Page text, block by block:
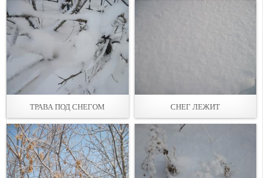
ТРАВА ПОД СНЕГОМ СНЕГ ЛЕЖИТ